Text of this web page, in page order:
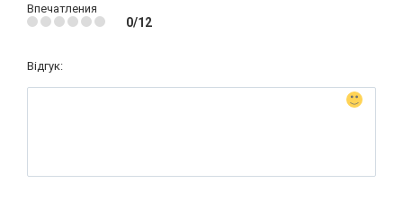
Впечатления
0/12
Відгук: